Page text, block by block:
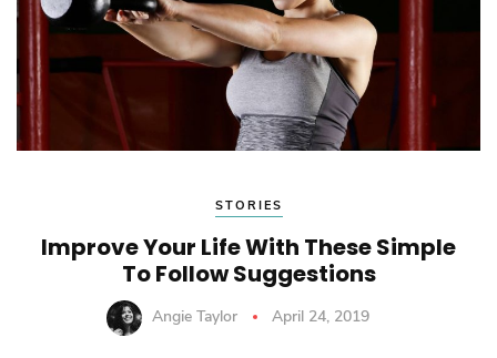
STORIES
Improve Your Life With These Simple
To Follow Suggestions
Angie Taylor April 24, 2019